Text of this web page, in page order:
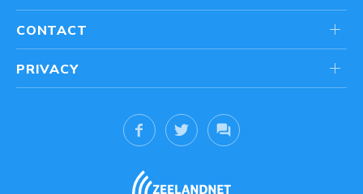
CONTACT
PRIVACY